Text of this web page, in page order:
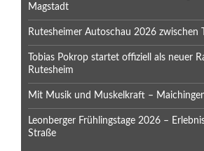
Magstadt
Rutesheimer Autoschau 2026 zwischen
Tobias Pokrop startet offiziell als neuer
Rutesheim
Mit Musik und Muskelkraft –
Leonberger Frühlingstage 2026 –
Straße